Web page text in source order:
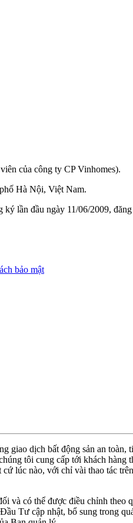
của công ty CP Vinhomes).
Hà Nội, Việt Nam.
lần đầu ngày 11/06/2009,
bảo mật
giao dịch bất động sản an
tôi cung cấp tới khách
lúc nào, với chỉ vài thao tác
và có thể được điều chỉnh
Tư cập nhật, bổ sung trong